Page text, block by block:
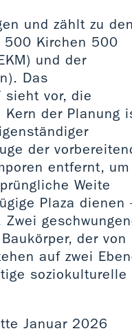
und zählt zu den
500 Kirchen 500
und der
Das
sieht vor, die
Kern der Planung
der
entfernt, um
Weite
Plaza dienen
der von
auf zwei
soziokulturelle
Januar 2026